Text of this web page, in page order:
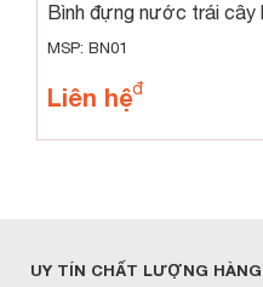
Bình đựng nước trái cây
MSP: BN01
Liên hệ
UY TÍN CHẤT LƯỢNG